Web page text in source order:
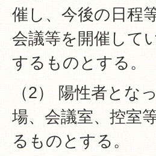
催し、今後の日程
会議等を開催して
するものとする。
（2） 陽性者とな
場、会議室、控室
るものとする。